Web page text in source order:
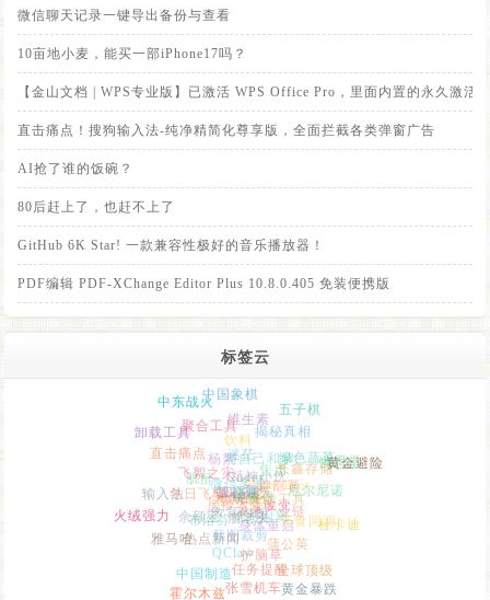
微信聊天记录一键导出备份与查看
10亩地小麦，能买一部iPhone17吗？
【金山文档 | WPS专业版】已激活 WPS Office Pro，里面内置的永久激活
直击痛点！搜狗输入法-纯净精简化尊享版，全面拦截各类弹窗广告
AI抢了谁的饭碗？
80后赶上了，也赶不上了
GitHub 6K Star! 一款兼容性极好的音乐播放器！
PDF编辑 PDF-XChange Editor Plus 10.8.0.405 免装便携版
标签云
任务提醒
长鑫存储
饮料
肌酐
布洛芬
截图裁剪
身体重启
改变
一键部署
精神小伙
Codex
微信多开
人间百态
天涯社区
微信聊天
一键备份
酒瘾
鼓起勇气
真心话
80后
房价飞涨
教育内卷
崩老头
情感困局
灰色产业链
开源工具
PixiEditor
焦虑
与自己和解
迷茫
杨絮
飞絮之灾
冬日飞雪
余额宝
热点新闻
QClaw护脑草
蒲公英
药食同源
厄尔尼诺
绿色蔬菜
揭秘真相
维生素
聚合工具
直击痛点
输入法
雅马哈
中国制造
张雪机车
全球顶级
杜卡迪
慎思堂
五子棋
中国象棋
卸载工具
火绒强力
霍尔木兹 黄金暴跌
黄金避险
中东战火